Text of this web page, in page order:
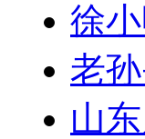
徐
老
山